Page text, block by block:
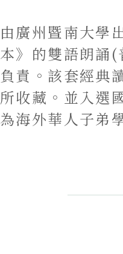
由廣州暨南大學
本》的雙語朗誦
負責。該套經典
所收藏。並入選
為海外華人子弟